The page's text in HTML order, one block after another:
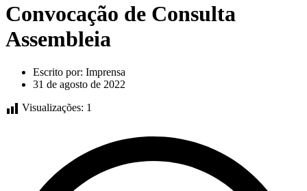
Convocação de Consulta
Assembleia
Escrito por: Imprensa
31 de agosto de 2022
Visualizações: 1